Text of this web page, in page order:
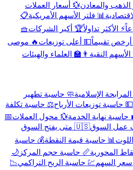
الذهب والمعادن💱 أسعار العملات
📊 فلتر الأسهم الأمريكية📋
⚡ الأكثر تداولاً🏆 أكبر الشركات🧺
تقييماً💵 أعلى توزيعات 🔥 موصى
الأسهم النقية 👨‍🏫 العلماء والهيئات
الإسلامية🧼 حاسبة تطهير
💵 حاسبة توزيعات الأرباح⚖️ حاسبة تكلفة
حاسبة نهاية الخدمة💱 محول العملات📅
عمل السوق
🇺🇸 متى يفتح السوق
📊 حاسبة قيمة النقطة💰 حاسبة
المحورية📏 حاسبة حجم المركز 🌙
السهم💹 حاسبة الربح التراكمي📉